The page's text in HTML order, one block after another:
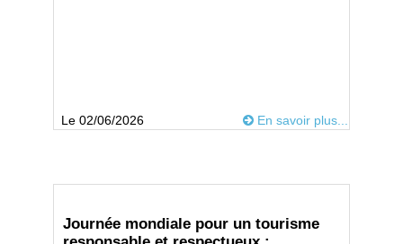
Le 02/06/2026 En savoir plus...
Journée mondiale pour un tourisme